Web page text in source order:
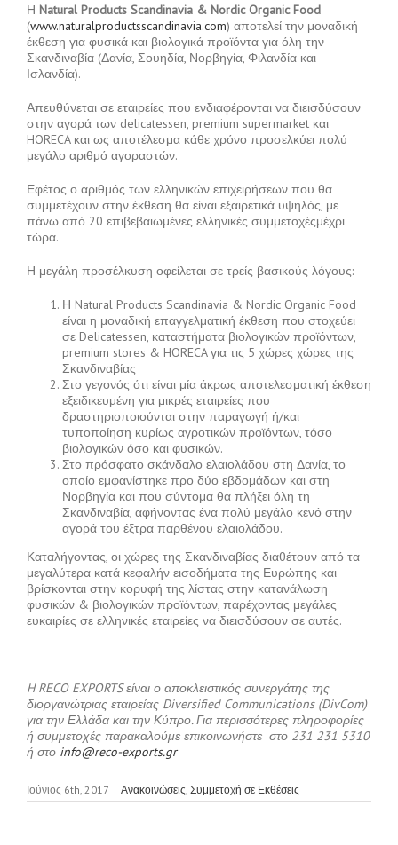
Η Natural Products Scandinavia & Nordic Organic Food
(www.naturalproductsscandinavia.com) αποτελεί την μοναδική
έκθεση για φυσικά και βιολογικά προϊόντα για όλη την
Σκανδιναβία (Δανία, Σουηδία, Νορβηγία, Φιλανδία και
Ισλανδία).
Απευθύνεται σε εταιρείες που ενδιαφέρονται να διεισδύσουν
στην αγορά των delicatessen, premium supermarket και
HORECA και ως αποτέλεσμα κάθε χρόνο προσελκύει πολύ
μεγάλο αριθμό αγοραστών.
Εφέτος ο αριθμός των ελληνικών επιχειρήσεων που θα
συμμετέχουν στην έκθεση θα είναι εξαιρετικά υψηλός, με
πάνω από 20 επιβεβαιωμένες ελληνικές συμμετοχέςμέχρι
τώρα.
Η μεγάλη προσέλκυση οφείλεται σε τρείς βασικούς λόγους:
Η Natural Products Scandinavia & Nordic Organic Food
είναι η μοναδική επαγγελματική έκθεση που στοχεύει
σε Delicatessen, καταστήματα βιολογικών προϊόντων,
premium stores & HORECA για τις 5 χώρες χώρες της
Σκανδιναβίας
Στο γεγονός ότι είναι μία άκρως αποτελεσματική έκθεση
εξειδικευμένη για μικρές εταιρείες που
δραστηριοποιούνται στην παραγωγή ή/και
τυποποίηση κυρίως αγροτικών προϊόντων, τόσο
βιολογικών όσο και φυσικών.
Στο πρόσφατο σκάνδαλο ελαιολάδου στη Δανία, το
οποίο εμφανίστηκε προ δύο εβδομάδων και στη
Νορβηγία και που σύντομα θα πλήξει όλη τη
Σκανδιναβία, αφήνοντας ένα πολύ μεγάλο κενό στην
αγορά του έξτρα παρθένου ελαιολάδου.
Καταλήγοντας, οι χώρες της Σκανδιναβίας διαθέτουν από τα
μεγαλύτερα κατά κεφαλήν εισοδήματα της Ευρώπης και
βρίσκονται στην κορυφή της λίστας στην κατανάλωση
φυσικών & βιολογικών προϊόντων, παρέχοντας μεγάλες
ευκαιρίες σε ελληνικές εταιρείες να διεισδύσουν σε αυτές.
H RECO EXPORTS είναι ο αποκλειστικός συνεργάτης της
διοργανώτριας εταιρείας Diversified Communications (DivCom)
για την Ελλάδα και την Κύπρο. Για περισσότερες πληροφορίες
ή συμμετοχές παρακαλούμε επικοινωνήστε στο 231 231 5310
ή στο info@reco-exports.gr
Ιούνιος 6th, 2017 | Ανακοινώσεις Συμμετοχή σε Εκθέσεις